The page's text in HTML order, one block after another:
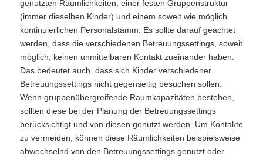
genutzten Räumlichkeiten, einer festen Gruppenstruktur
(immer dieselben Kinder) und einem soweit wie möglich
kontinuierlichen Personalstamm. Es sollte darauf geachtet
werden, dass die verschiedenen Betreuungssettings, soweit
möglich, keinen unmittelbaren Kontakt zueinander haben.
Das bedeutet auch, dass sich Kinder verschiedener
Betreuungssettings nicht gegenseitig besuchen sollen.
Wenn gruppenübergreifende Raumkapazitäten bestehen,
sollten diese bei der Planung der Betreuungssettings
berücksichtigt und von diesen genutzt werden. Um Kontakte
zu vermeiden, können diese Räumlichkeiten beispielsweise
abwechselnd von den Betreuungssettings genutzt oder